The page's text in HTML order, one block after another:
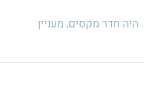
היינו אני והבן שלי בן 10. היה חדר מקסים, מעניין